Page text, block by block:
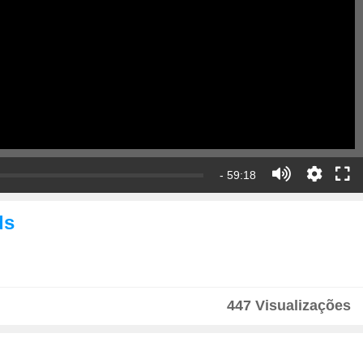
- 59:18
447 Visualizações